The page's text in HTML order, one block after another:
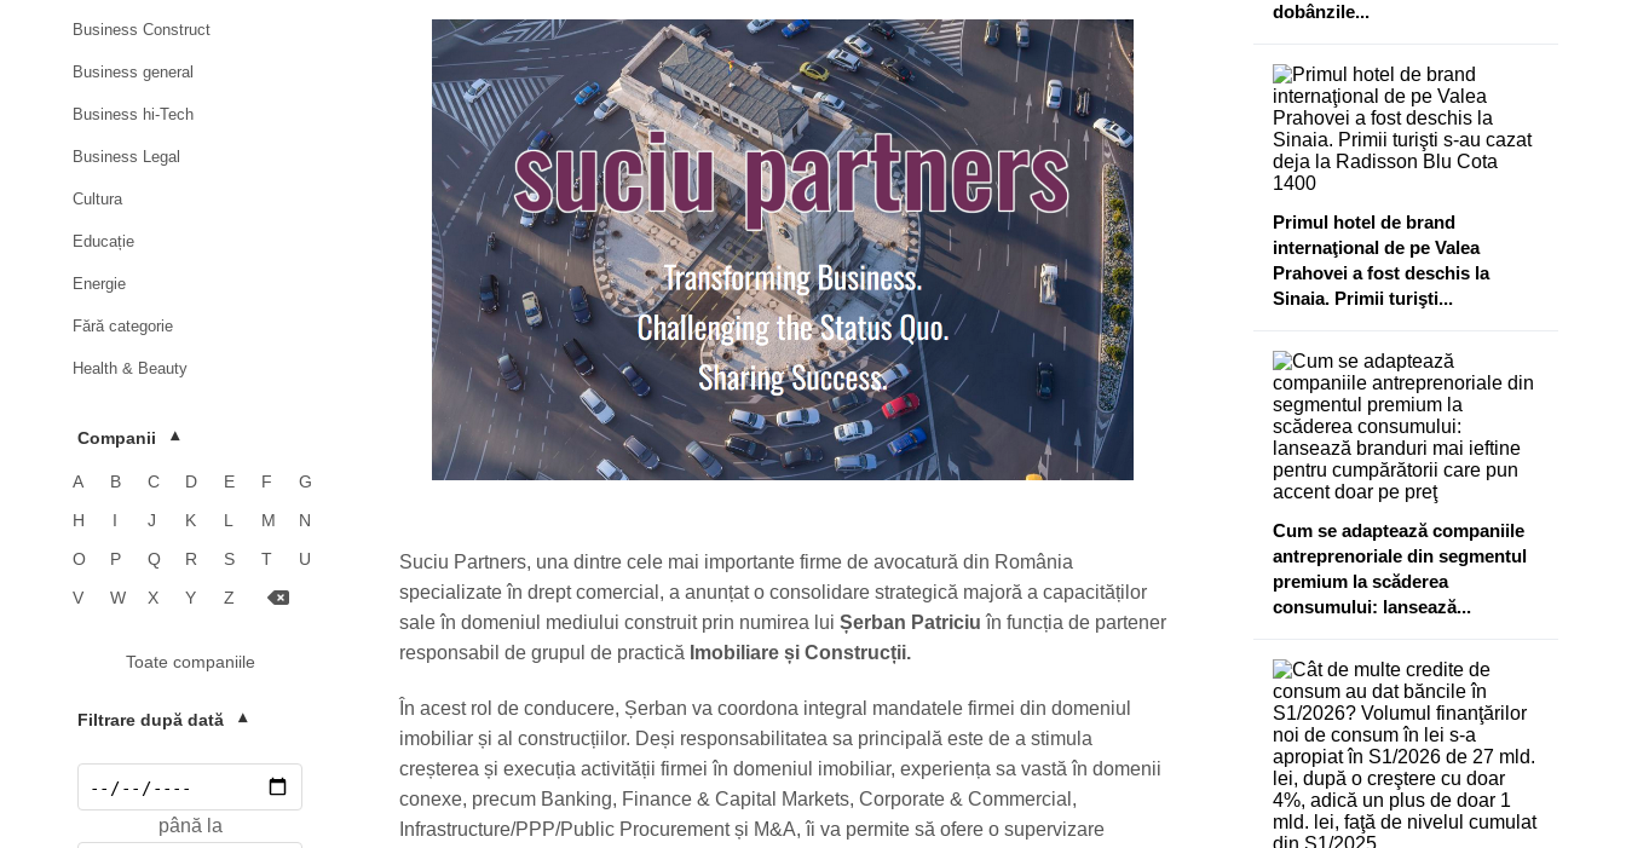
Business Construct
Business general
Business hi-Tech
Business Legal
Cultura
Educație
Energie
Fără categorie
Health & Beauty
Imobiliare
Pharma & Sănătate
Social
Companii ▾
A B C D E F
G
H
I J K L M
N
O
P Q R S T
U
V
W X Y Z
Toate companiile
Filtrare după dată ▾
până la
Suciu Partners, una dintre cele mai importante firme de avocatură din România
specializate în drept comercial, a anunțat o consolidare strategică majoră a capacităților
sale în domeniul mediului construit prin numirea lui Șerban Patriciuîn funcția de partener
responsabil de grupul de practică Imobiliare și Construcții.
În acest rol de conducere, Șerban va coordona integral mandatele firmei din domeniul
imobiliar și al construcțiilor. Deși responsabilitatea sa principală este de a stimula
creșterea și execuția activității firmei în domeniul imobiliar, experiența sa vastă în domenii
conexe, precum Banking, Finance & Capital Markets, Corporate & Commercial,
Infrastructure/PPP/Public Procurement și M&A, îi va permite să ofere o supervizare
dobânzile...
​Primul hotel de brand
internaţional de pe Valea
Prahovei a fost deschis la
Sinaia. Primii turişti...
Cum se adaptează companiile
antreprenoriale din segmentul
premium la scăderea
consumului: lansează...